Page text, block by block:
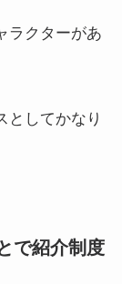
ラクターがあ
としてかなり
で紹介制度